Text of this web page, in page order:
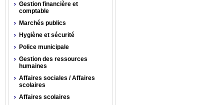
Gestion financière et
comptable
Marchés publics
Hygiène et sécurité
Police municipale
Gestion des ressources
humaines
Affaires sociales / Affaires
scolaires
Affaires scolaires